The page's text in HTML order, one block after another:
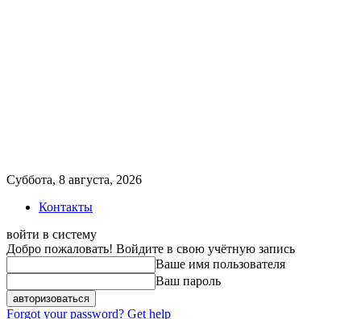
Суббота, 8 августа, 2026
Контакты
войти в систему
Добро пожаловать! Войдите в свою учётную запись
Ваше имя пользователя
Ваш пароль
Forgot your password? Get help